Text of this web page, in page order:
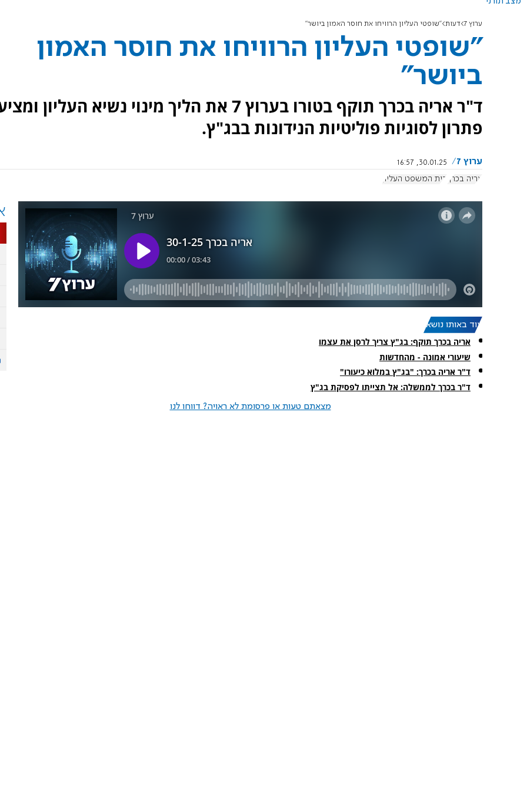
ערוץ 7 דעות "שופטי העליון הרוויחו את חוסר האמון ביושר"
"שופטי העליון הרוויחו את חוסר האמון
ביושר"
ד"ר אריה בכרך תוקף בטורו בערוץ 7 את הליך מינוי נשיא העליון
פתרון לסוגיות פוליטיות הנידונות בבג"ץ.
ערוץ 7
30.01.25, 16:57
אריה בכרך בית המשפט העליון
עוד באותו נושא:
אריה בכרך תוקף: בג"ץ צריך לרסן את עצמו
שיעורי אמונה - מהחדשות
ד"ר אריה בכרך: "בג"ץ במלוא כיעורו"
ד"ר בכרך לממשלה: אל תצייתו לפסיקת בג"ץ
מצאתם טעות או פרסומת לא ראויה? דווחו לנו